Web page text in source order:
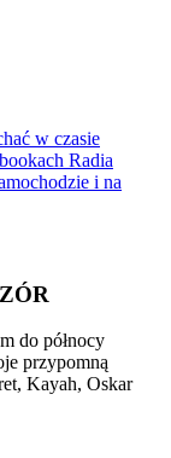
w czasie
Radia
i na
do północy
przypomną
Kayah, Oskar